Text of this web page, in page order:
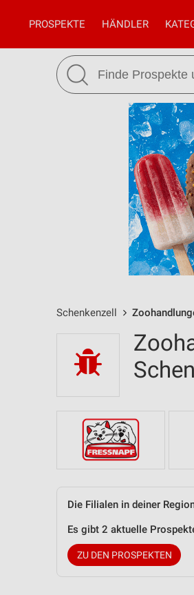
PROSPEKTE HÄNDLER
Schenkenzell
Die Filialen in deiner
Es gibt 2 aktuelle
ZU DEN PROSPEKTEN